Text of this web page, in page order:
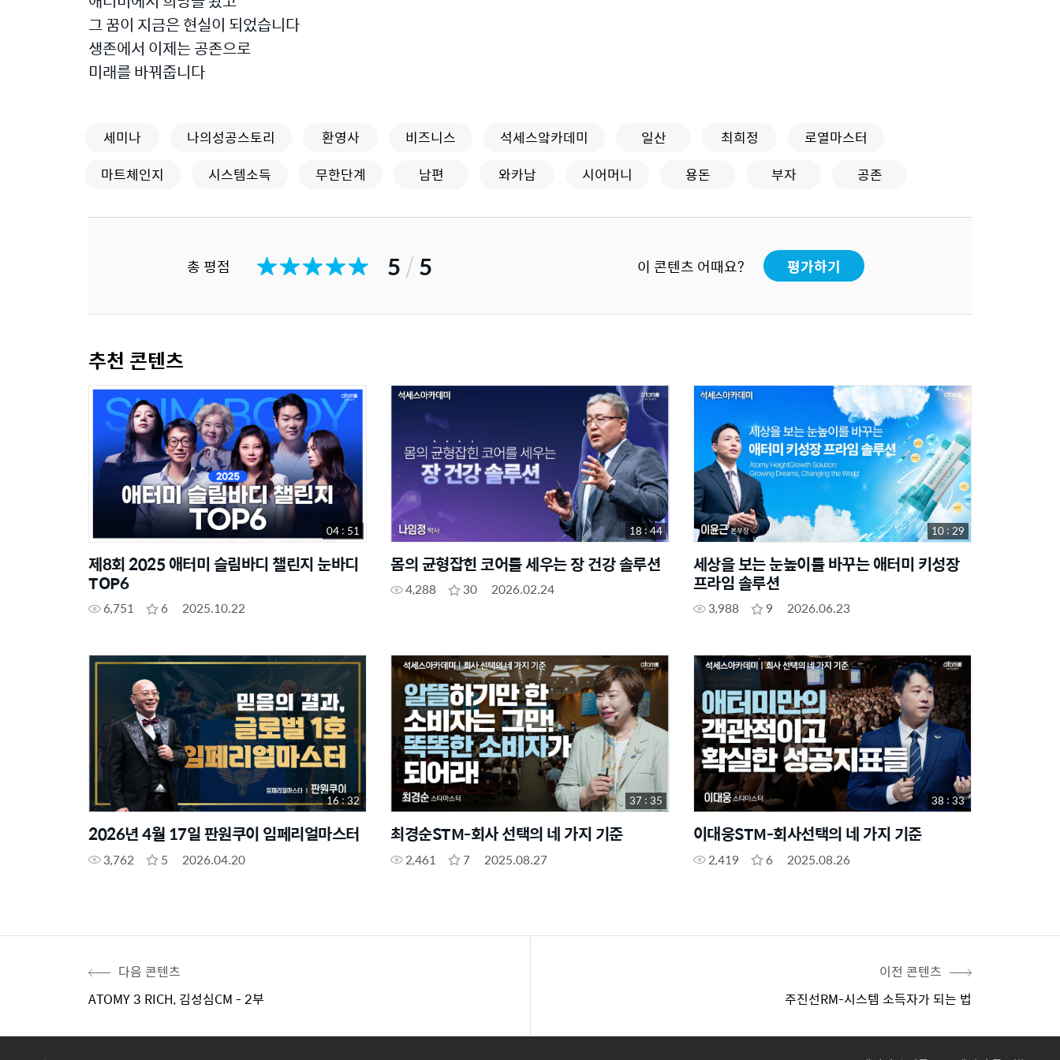
그 꿈이 지금은 현실이 되었습니다
생존에서 이제는 공존으로
미래를 바꿔줍니다
세미나 나의성공스토리 환영사 비즈니스 석세스앜카데미 일산 최희정
로열마스터
마트체인지
시스템소득 무한단계 남편 와카남 시어머니 용돈 부자 공존
총 평점 5/5 이 콘텐츠 어때요? 평가하기
추천 콘텐츠
제8회 2025 애터미 슬림바디 챌린지 눈바디
TOP6
6,751 6 2025.10.22
04 : 51
몸의 균형잡힌 코어를 세우는 장 건강 솔루션
4,288 30 2026.02.24
18 : 44
세상을 보는 눈높이를 바꾸는 애터미 키성장
프라임 솔루션
3,988 9 2026.06.23
10 : 29
2026년 4월 17일 판원쿠이 임페리얼마스터
3,762 5 2026.04.20
16 : 32
최경순STM-회사 선택의 네 가지 기준
2,461 7 2025.08.27
37 : 35
이대웅STM-회사선택의 네 가지 기준
2,419 6 2025.08.26
38 : 33
다음 콘텐츠
ATOMY 3 RICH, 김성심CM - 2부
이전 콘텐츠
주진선RM-시스템 소득자가 되는 법